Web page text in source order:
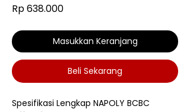
Rp 638.000Harga
Masukkan Keranjang
Beli Sekarang
Spesifikasi Lengkap NAPOLY BCBC